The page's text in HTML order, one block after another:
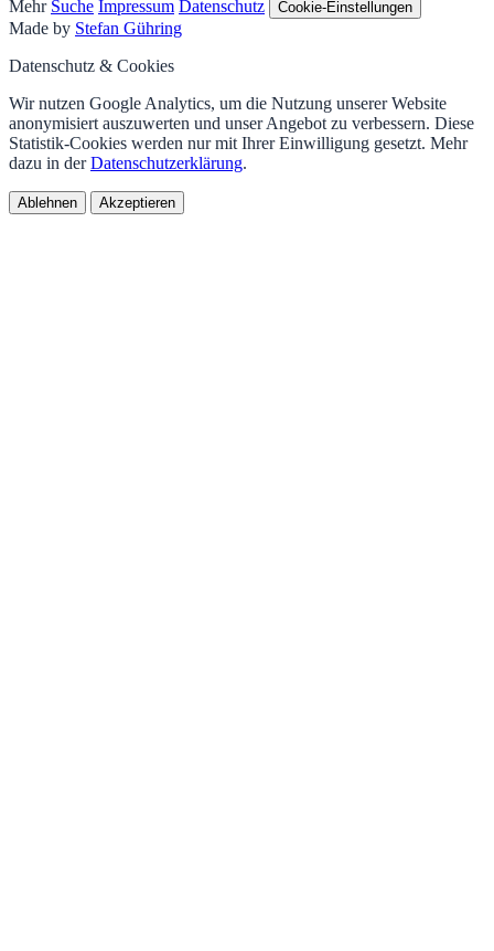
Mehr Suche Impressum Datenschutz Cookie-Einstellungen
Made by Stefan Gühring
Datenschutz & Cookies
Wir nutzen Google Analytics, um die Nutzung unserer Website
anonymisiert auszuwerten und unser Angebot zu verbessern. Diese
Statistik-Cookies werden nur mit Ihrer Einwilligung gesetzt. Mehr
dazu in derDatenschutzerklärung.
Ablehnen Akzeptieren